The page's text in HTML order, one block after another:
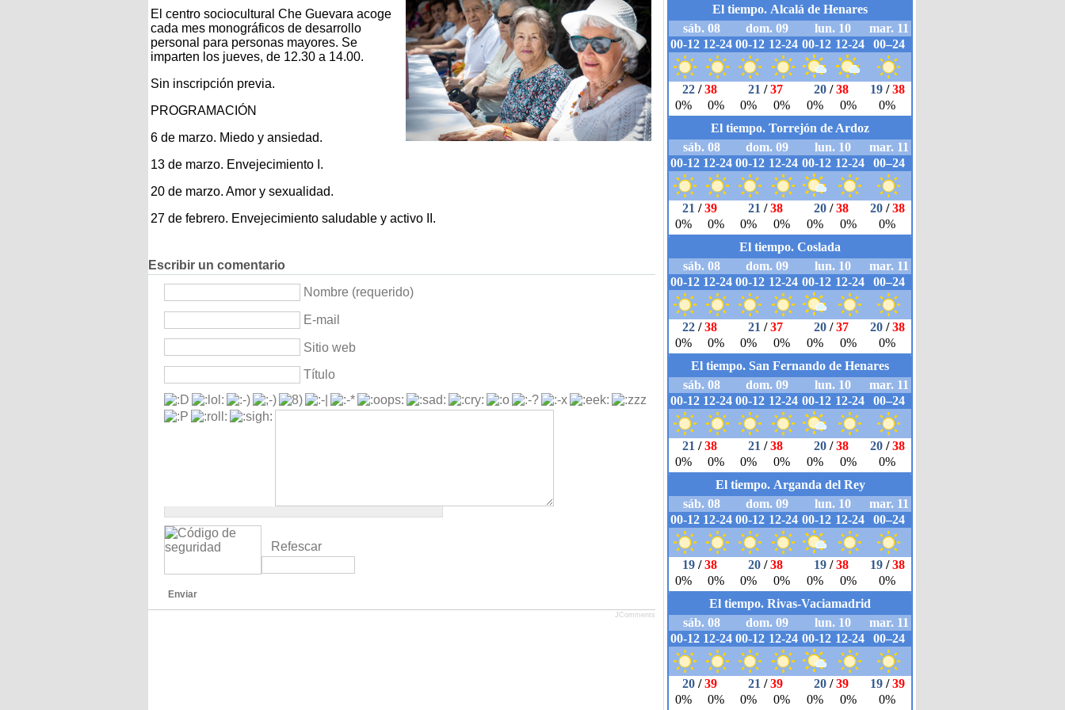
El centro sociocultural Che Guevara acoge
cada mes monográficos de desarrollo
personal para personas mayores. Se
imparten los jueves, de 12.30 a 14.00.
Sin inscripción previa.
PROGRAMACIÓN
6 de marzo. Miedo y ansiedad.
13 de marzo. Envejecimiento I.
20 de marzo. Amor y sexualidad.
27 de febrero. Envejecimiento saludable y activo II.
Escribir un comentario
Nombre (requerido)
E-mail
Sitio web
Título
Refescar
Enviar
JComments